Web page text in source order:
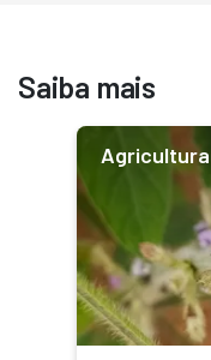
Saiba mais
Agricultura